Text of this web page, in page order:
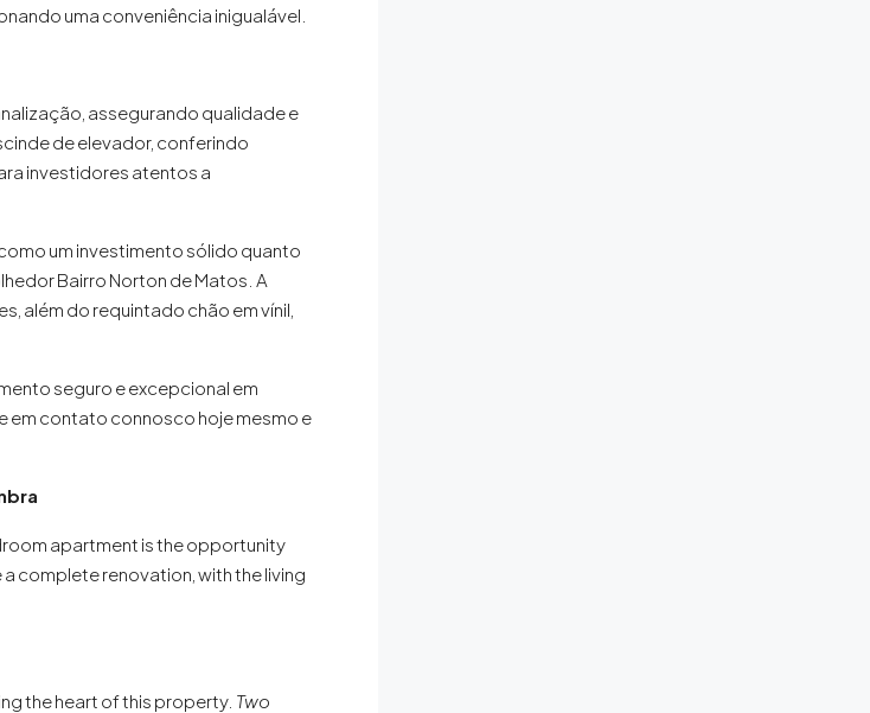
uma conveniência inigualável.
assegurando qualidade e
de elevador, conferindo
investidores atentos a
um investimento sólido quanto
Bairro Norton de Matos. A
além do requintado chão em vínil,
seguro e excepcional em
em contato connosco hoje mesmo e
apartment is the opportunity
complete renovation, with the living
the heart of this property. Two